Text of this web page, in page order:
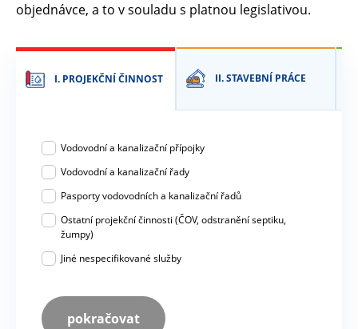
objednávce, a to v souladu s platnou legislativou.
I. PROJEKČNÍ ČINNOST II. STAVEBNÍ PRÁCE
Vodovodní a kanalizační přípojky
Vodovodní a kanalizační řady
Pasporty vodovodních a kanalizační řadů
Ostatní projekční činnosti (ČOV, odstranění septiku,
žumpy)
Jiné nespecifikované služby
pokračovat